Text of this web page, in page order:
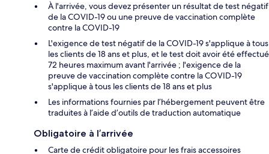
À l'arrivée, vous devez présenter un résultat de test négatif
de la COVID-19 ou une preuve de vaccination complète
contre la COVID-19
L'exigence de test négatif de la COVID-19 s'applique à tous
les clients de 18 ans et plus, et le test doit avoir été effectué
72 heures maximum avant l'arrivée ; l'exigence de la
preuve de vaccination complète contre la COVID-19
s'applique à tous les clients de 18 ans et plus
Les informations fournies par l’hébergement peuvent être
traduites à l’aide d’outils de traduction automatique
Obligatoire à l’arrivée
Carte de crédit obligatoire pour les frais accessoires